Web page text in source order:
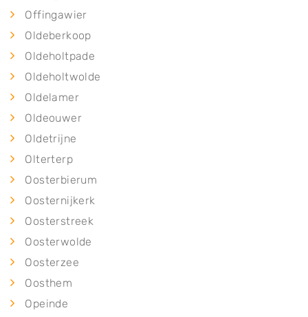
Offingawier
Oldeberkoop
Oldeholtpade
Oldeholtwolde
Oldelamer
Oldeouwer
Oldetrijne
Olterterp
Oosterbierum
Oosternijkerk
Oosterstreek
Oosterwolde
Oosterzee
Oosthem
Opeinde